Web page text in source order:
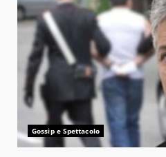
Gossip e Spettacolo